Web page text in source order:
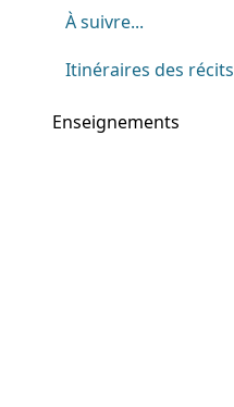
À suivre...
Itinéraires des récits
Enseignements